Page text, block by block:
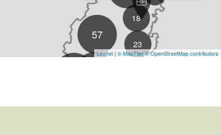
18
57
23
Leaflet | © MapTiler© OpenStreetMap contributors